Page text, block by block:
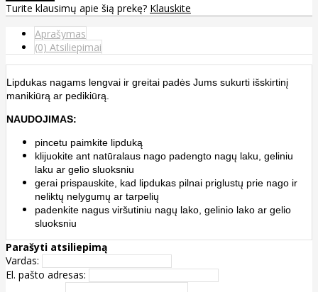
Turite klausimų apie šią prekę? Klauskite
Aprašymas
(0) Atsiliepimai
Lipdukas nagams lengvai ir greitai padės Jums sukurti išskirtinį
manikiūrą ar pedikiūrą.
NAUDOJIMAS:
pincetu paimkite lipduką
klijuokite ant natūralaus nago padengto nagų laku, geliniu
laku ar gelio sluoksniu
gerai prispauskite, kad lipdukas pilnai priglustų prie nago ir
neliktų nelygumų ar tarpelių
padenkite nagus viršutiniu nagų lako, gelinio lako ar gelio
sluoksniu
Parašyti atsiliepimą
Vardas:
El. pašto adresas: